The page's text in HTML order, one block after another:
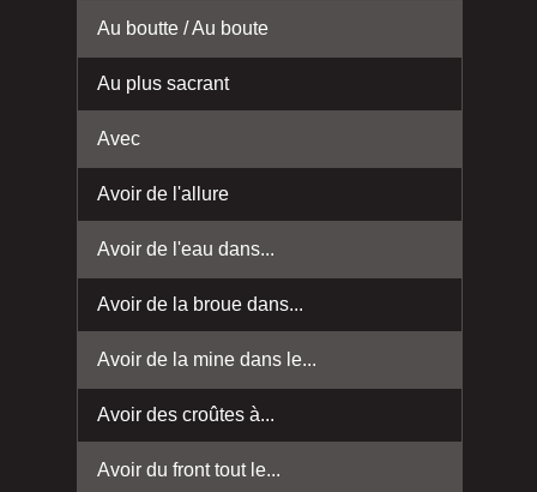
Au boutte / Au boute
Au plus sacrant
Avec
Avoir de l'allure
Avoir de l'eau dans...
Avoir de la broue dans...
Avoir de la mine dans le...
Avoir des croûtes à...
Avoir du front tout le...